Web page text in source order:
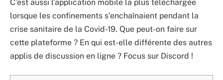
C’est aussi l’application mobile la plus téléchargée
lorsque les confinements s’enchaînaient pendant la
crise sanitaire de la Covid-19. Que peut-on faire sur
cette plateforme ? En qui est-elle différente des autres
applis de discussion en ligne ? Focus sur Discord !